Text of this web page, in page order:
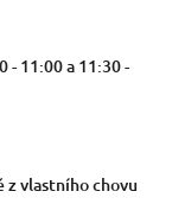
- 11:00 a 11:30 -
z vlastního chovu